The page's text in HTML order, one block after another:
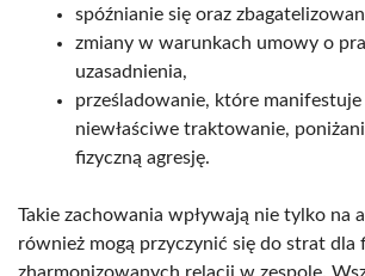
spóźnianie się oraz
zmiany w warunkach umowy o
uzasadnienia,
prześladowanie, które manifestuje
niewłaściwe traktowanie,
fizyczną agresję.
Takie zachowania wpływają nie tylko na
również mogą przyczynić się do strat dla